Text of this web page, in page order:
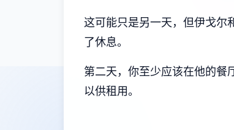
这可能只是另一天，但伊戈尔
了休息。
第二天，你至少应该在他的餐
以供租用。